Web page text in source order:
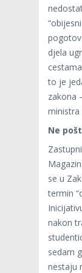
djela
to je
zakona
ministra
Ne
se u
termin
nakon
sedam
nestaju